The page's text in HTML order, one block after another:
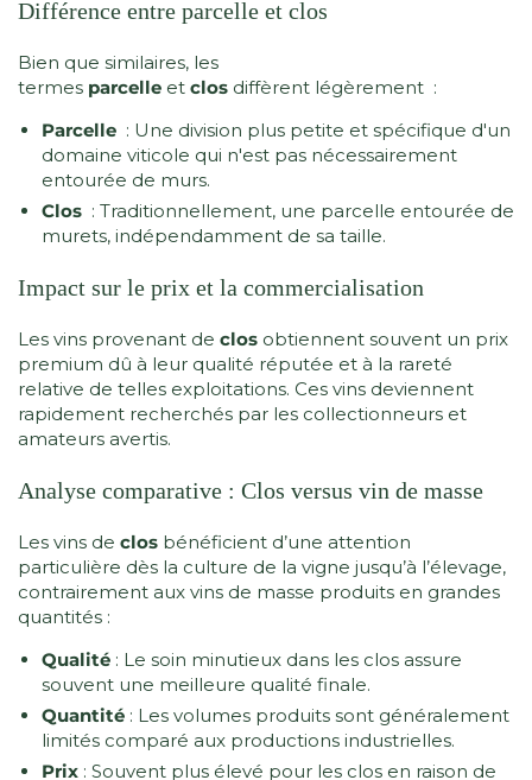
Différence entre parcelle et clos
Bien que similaires, les
termes parcelle et clos diffèrent légèrement :
Parcelle : Une division plus petite et spécifique d'un
domaine viticole qui n'est pas nécessairement
entourée de murs.
Clos : Traditionnellement, une parcelle entourée de
murets, indépendamment de sa taille.
Impact sur le prix et la commercialisation
Les vins provenant de clos obtiennent souvent un prix
premium dû à leur qualité réputée et à la rareté
relative de telles exploitations. Ces vins deviennent
rapidement recherchés par les collectionneurs et
amateurs avertis.
Analyse comparative : Clos versus vin de masse
Les vins de clos bénéficient d’une attention
particulière dès la culture de la vigne jusqu’à l’élevage,
contrairement aux vins de masse produits en grandes
quantités :
Qualité : Le soin minutieux dans les clos assure
souvent une meilleure qualité finale.
Quantité : Les volumes produits sont généralement
limités comparé aux productions industrielles.
Prix : Souvent plus élevé pour les clos en raison de